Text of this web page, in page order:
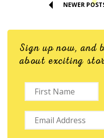
NEWER
Sign up now, and
about exciting